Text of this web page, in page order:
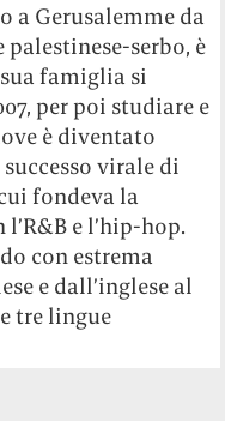
a Gerusalemme da
serbo, è
famiglia si
per poi studiare e
è diventato
virale di
fondeva la
e l’hip-hop.
con estrema
e dall’inglese al
tre lingue